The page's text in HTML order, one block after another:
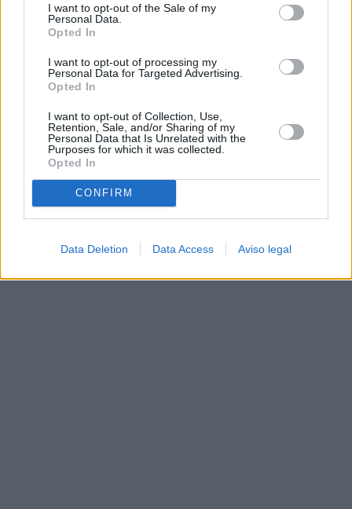
cualquier momento entrando de nuevo en este sitio web o
visitando nuestra política de privacidad.
I want to opt-out of the Sale of my
Personal Data.
Opted In
I want to opt-out of processing my
Personal Data for Targeted Advertising.
Opted In
I want to opt-out of Collection, Use,
Retention, Sale, and/or Sharing of my
Personal Data that Is Unrelated with the
Purposes for which it was collected.
Opted In
CONFIRM
Data Deletion Data Access Aviso legal